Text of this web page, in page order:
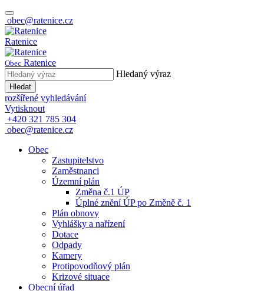
obec@ratenice.cz
Ratenice
Obec Ratenice
Hledaný výraz
Hledat
rozšířené vyhledávání
Vytisknout
+420 321 785 304
obec@ratenice.cz
Obec
Zastupitelstvo
Zaměstnanci
Územní plán
Změna č.1 ÚP
Úplné znění ÚP po Změně č. 1
Plán obnovy
Vyhlášky a nařízení
Dotace
Odpady
Kamery
Protipovodňový plán
Krizové situace
Obecní úřad